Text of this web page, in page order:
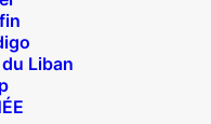
Liban